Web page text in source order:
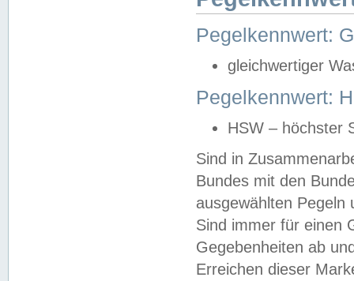
Pegelkennwert:
gleichwertiger
Pegelkennwert:
HSW – höchster
Sind in
Bundes mit den
ausgewählten
Sind immer für einen
Gegebenheiten ab
Erreichen dieser